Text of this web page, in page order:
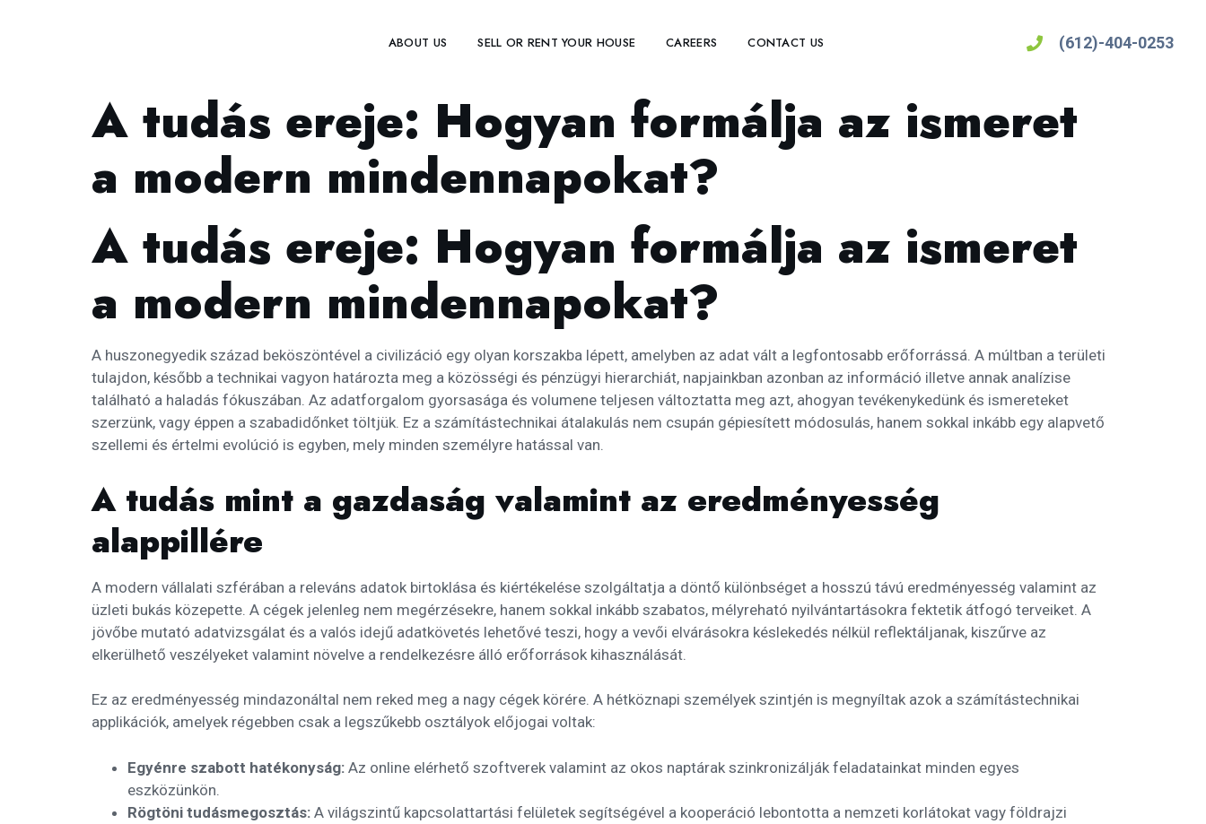
ABOUT US SELL OR RENT YOUR HOUSE CAREERS CONTACT US (612)-404-0253
A tudás ereje: Hogyan formálja az ismeret
a modern mindennapokat?
A tudás ereje: Hogyan formálja az ismeret
a modern mindennapokat?
A huszonegyedik század beköszöntével a civilizáció egy olyan korszakba lépett, amelyben az adat vált a legfontosabb erőforrássá. A múltban a területi
tulajdon, később a technikai vagyon határozta meg a közösségi és pénzügyi hierarchiát, napjainkban azonban az információ illetve annak analízise
található a haladás fókuszában. Az adatforgalom gyorsasága és volumene teljesen változtatta meg azt, ahogyan tevékenykedünk és ismereteket
szerzünk, vagy éppen a szabadidőnket töltjük. Ez a számítástechnikai átalakulás nem csupán gépiesített módosulás, hanem sokkal inkább egy alapvető
szellemi és értelmi evolúció is egyben, mely minden személyre hatással van.
A tudás mint a gazdaság valamint az eredményesség
alappillére
A modern vállalati szférában a releváns adatok birtoklása és kiértékelése szolgáltatja a döntő különbséget a hosszú távú eredményesség valamint az
üzleti bukás közepette. A cégek jelenleg nem megérzésekre, hanem sokkal inkább szabatos, mélyreható nyilvántartásokra fektetik átfogó terveiket. A
jövőbe mutató adatvizsgálat és a valós idejű adatkövetés lehetővé teszi, hogy a vevői elvárásokra késlekedés nélkül reflektáljanak, kiszűrve az
elkerülhető veszélyeket valamint növelve a rendelkezésre álló erőforrások kihasználását.
Ez az eredményesség mindazonáltal nem reked meg a nagy cégek körére. A hétköznapi személyek szintjén is megnyíltak azok a számítástechnikai
applikációk, amelyek régebben csak a legszűkebb osztályok előjogai voltak:
Egyénre szabott hatékonyság: Az online elérhető szoftverek valamint az okos naptárak szinkronizálják feladatainkat minden egyes
eszközünkön.
Rögtöni tudásmegosztás: A világszintű kapcsolattartási felületek segítségével a kooperáció lebontotta a nemzeti korlátokat vagy földrajzi